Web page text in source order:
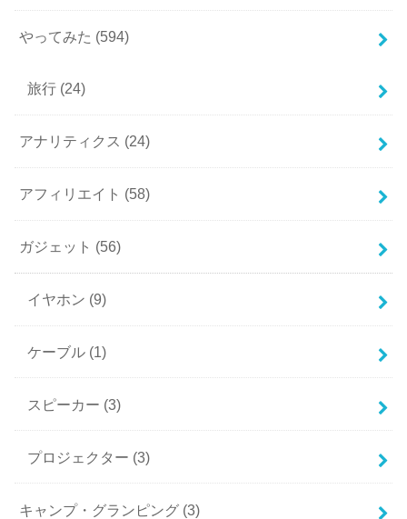
やってみた (594)
旅行 (24)
アナリティクス (24)
アフィリエイト (58)
ガジェット (56)
イヤホン (9)
ケーブル (1)
スピーカー (3)
プロジェクター (3)
キャンプ・グランピング (3)